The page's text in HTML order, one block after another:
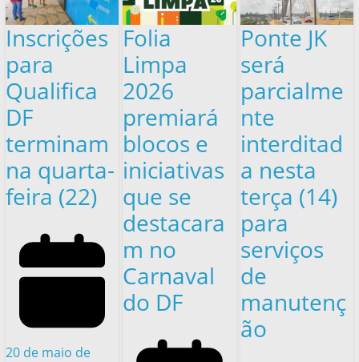
Inscrições
para
Qualifica
DF
terminam
na quarta-
feira (22)
20 de maio de
Folia
Limpa
2026
premiará
blocos e
iniciativas
que se
destacara
m no
Carnaval
do DF
Ponte JK
será
parcialme
nte
interditad
a nesta
terça (14)
para
serviços
de
manutenç
ão